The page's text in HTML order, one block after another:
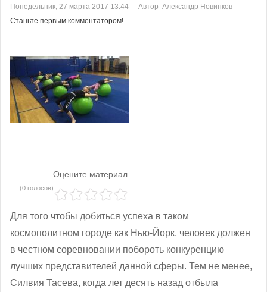
Понедельник, 27 марта 2017 13:44
Автор Александр Новинков
Станьте первым комментатором!
Оцените материал
(0 голосов)
Для того чтобы добиться успеха в таком
космополитном городе как Нью-Йорк, человек должен
в честном соревновании побороть конкуренцию
лучших представителей данной сферы. Тем не менее,
Силвия Тасева, когда лет десять назад отбыла